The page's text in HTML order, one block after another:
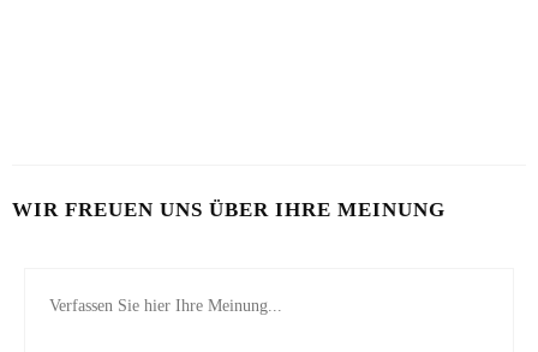
WIR FREUEN UNS ÜBER IHRE MEINUNG